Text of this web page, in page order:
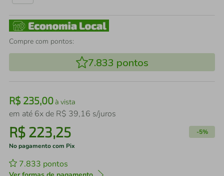
Compre com pontos:
7.833 pontos
R$ 235,00à vista
em até 6x de R$ 39,16 s/juros
R$ 223,25 -5%
No pagamento com Pix
7.833 pontos